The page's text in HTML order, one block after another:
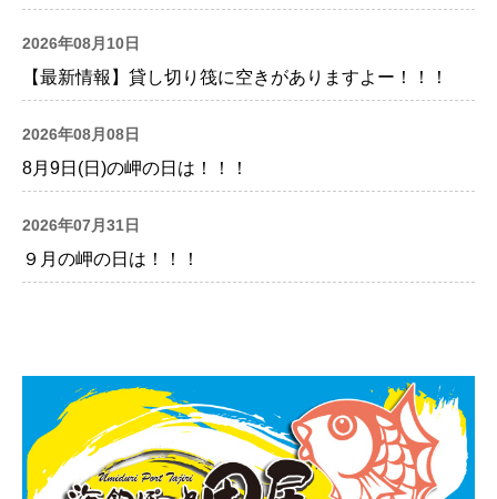
2026年08月10日
【最新情報】貸し切り筏に空きがありますよー！！！
2026年08月08日
8月9日(日)の岬の日は！！！
2026年07月31日
９月の岬の日は！！！